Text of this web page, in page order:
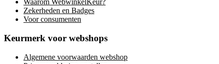
Waarom WebwinkelKeur?
Zekerheden en Badges
Voor consumenten
Keurmerk voor webshops
Algemene voorwaarden webshop